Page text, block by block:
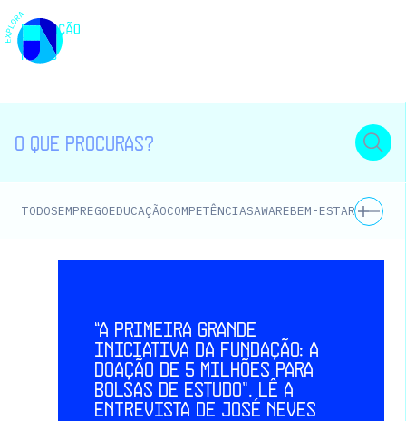
TODOSEMPREGOEDUCAÇÃOCOMPETÊNCIASAWAREBEM-ESTAR E
“A primeira grande
iniciativa da fundação: a
doação de 5 milhões para
bolsas de estudo”. Lê a
entrevista de José Neves